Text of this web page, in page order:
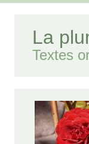
La
Textes